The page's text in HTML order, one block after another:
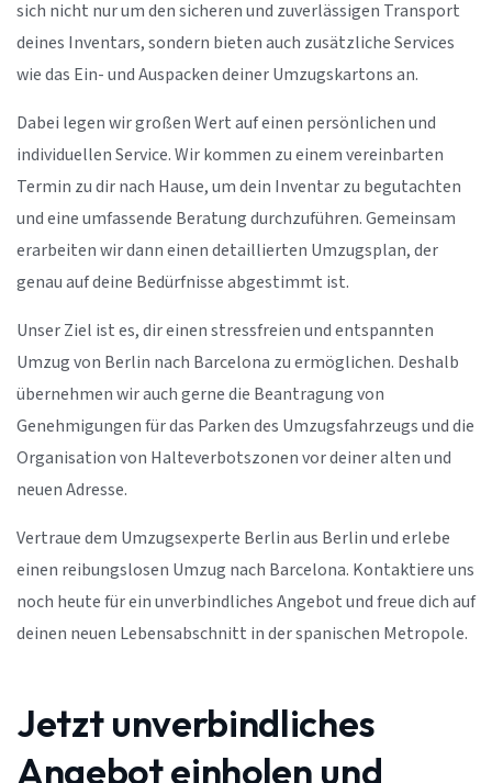
sich nicht nur um den sicheren und zuverlässigen Transport
deines Inventars, sondern bieten auch zusätzliche Services
wie das Ein- und Auspacken deiner Umzugskartons an.
Dabei legen wir großen Wert auf einen persönlichen und
individuellen Service. Wir kommen zu einem vereinbarten
Termin zu dir nach Hause, um dein Inventar zu begutachten
und eine umfassende Beratung durchzuführen. Gemeinsam
erarbeiten wir dann einen detaillierten Umzugsplan, der
genau auf deine Bedürfnisse abgestimmt ist.
Unser Ziel ist es, dir einen stressfreien und entspannten
Umzug von Berlin nach Barcelona zu ermöglichen. Deshalb
übernehmen wir auch gerne die Beantragung von
Genehmigungen für das Parken des Umzugsfahrzeugs und die
Organisation von Halteverbotszonen vor deiner alten und
neuen Adresse.
Vertraue dem Umzugsexperte Berlin aus Berlin und erlebe
einen reibungslosen Umzug nach Barcelona. Kontaktiere uns
noch heute für ein unverbindliches Angebot und freue dich auf
deinen neuen Lebensabschnitt in der spanischen Metropole.
Jetzt unverbindliches
Angebot einholen und